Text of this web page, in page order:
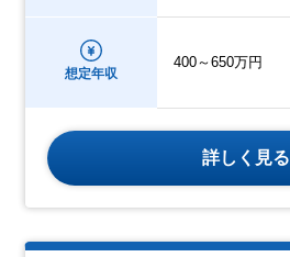
想定年収
400～650万円
詳しく見る